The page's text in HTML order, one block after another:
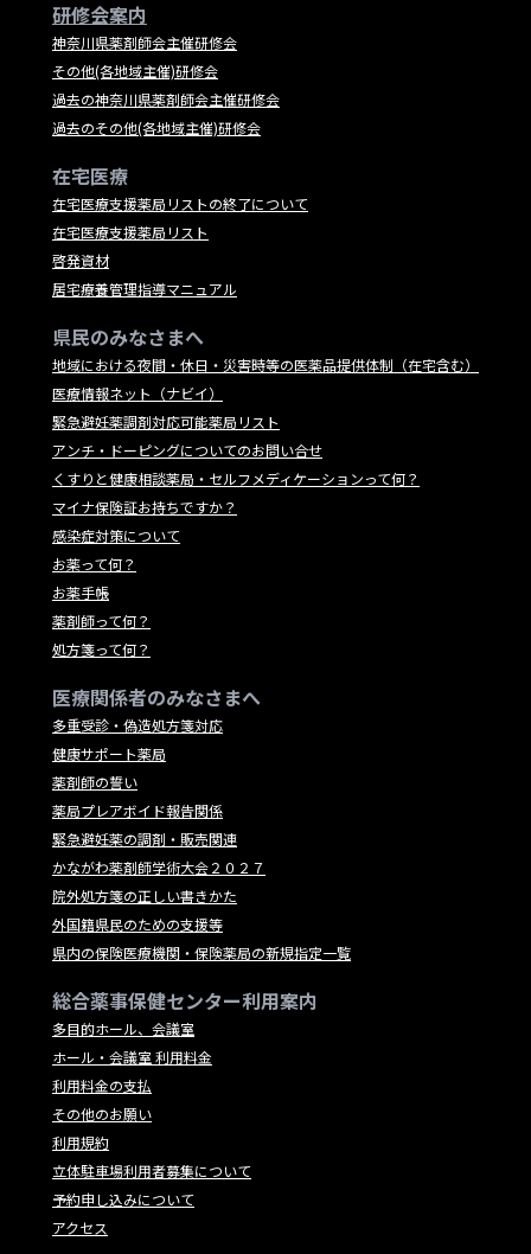
研修会案内
神奈川県薬剤師会主催研修会
その他(各地域主催)研修会
過去の神奈川県薬剤師会主催研修会
過去のその他(各地域主催)研修会
在宅医療
在宅医療支援薬局リストの終了について
在宅医療支援薬局リスト
啓発資材
居宅療養管理指導マニュアル
県民のみなさまへ
地域における夜間・休日・災害時等の医薬品提供体制（在宅含む）
医療情報ネット（ナビイ）
緊急避妊薬調剤対応可能薬局リスト
アンチ・ドーピングについてのお問い合せ
くすりと健康相談薬局・セルフメディケーションって何？
マイナ保険証お持ちですか？
感染症対策について
お薬って何？
お薬手帳
薬剤師って何？
処方箋って何？
医療関係者のみなさまへ
多重受診・偽造処方箋対応
健康サポート薬局
薬剤師の誓い
薬局プレアボイド報告関係
緊急避妊薬の調剤・販売関連
かながわ薬剤師学術大会２０２７
院外処方箋の正しい書きかた
外国籍県民のための支援等
県内の保険医療機関・保険薬局の新規指定一覧
総合薬事保健センター利用案内
多目的ホール、会議室
ホール・会議室 利用料金
利用料金の支払
その他のお願い
利用規約
立体駐車場利用者募集について
予約申し込みについて
アクセス